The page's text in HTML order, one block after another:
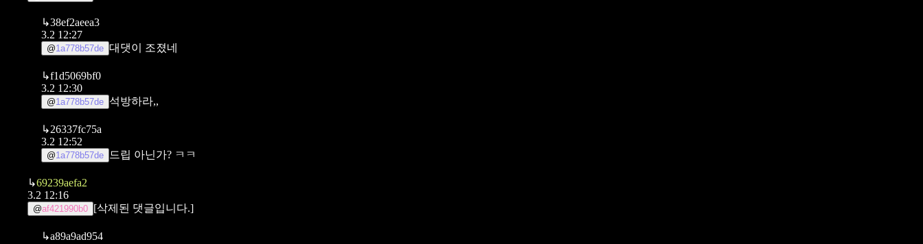
↳38ef2aeea3
3.2 12:27
@1a778b57de 대댓이 조졌네
↳f1d5069bf0
3.2 12:30
@1a778b57de 석방하라,,
↳26337fc75a
3.2 12:52
@1a778b57de 드립 아닌가? ㅋㅋ
↳69239aefa2
3.2 12:16
@af421990b0 [삭제된 댓글입니다.]
↳a89a9ad954